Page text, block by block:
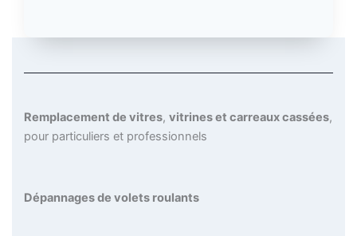
Remplacement de vitres, vitrines et carreaux cassées,
pour particuliers et professionnels
Dépannages de volets roulants